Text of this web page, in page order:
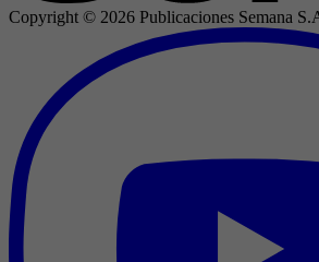
Copyright © 2026 Publicaciones Semana